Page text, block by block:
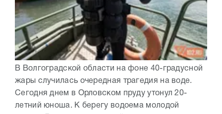
В Волгоградской области на фоне 40-градусной
жары случилась очередная трагедия на воде.
Сегодня днем в Орловском пруду утонул 20-
летний юноша. К берегу водоема молодой